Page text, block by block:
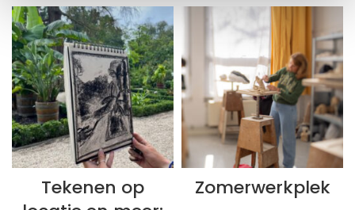
Tekenen op
Zomerwerkplek